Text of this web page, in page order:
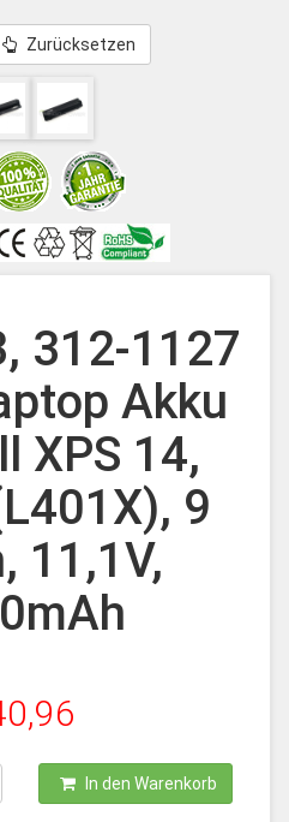
Zurücksetzen
312-1127
Akku
XPS 14,
9
11,1V,
In den Warenkorb